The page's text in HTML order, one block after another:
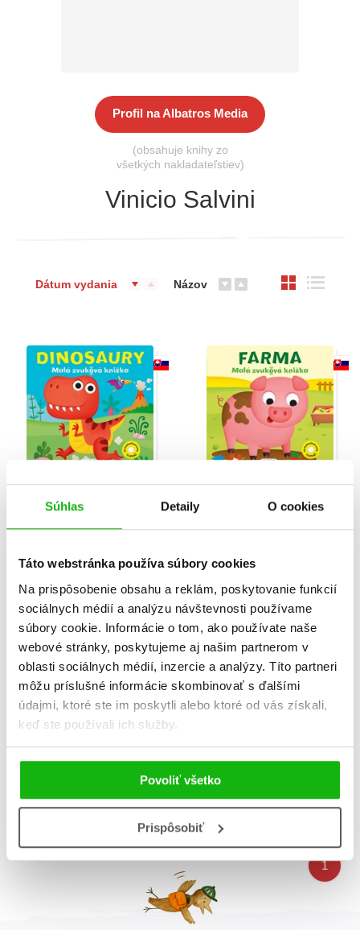
Súhlas Detaily O cookies
Táto webstránka používa súbory cookies
Na prispôsobenie obsahu a reklám, poskytovanie funkcií
sociálnych médií a analýzu návštevnosti používame
súbory cookie. Informácie o tom, ako používate naše
webové stránky, poskytujeme aj našim partnerom v
oblasti sociálnych médií, inzercie a analýzy. Títo partneri
môžu príslušné informácie skombinovať s ďalšími
údajmi, ktoré ste im poskytli alebo ktoré od vás získali,
keď ste používali ich služby.
Povoliť všetko
Prispôsobiť
Profil na Albatros Media
(obsahuje knihy zo
všetkých nakladateľstiev)
Vinicio Salvini
Dátum vydania Názov
Malá zvuková knižka:
Dinosauri
Farma
B
Malá zvuková knižka:
Serena Vezzani Serena Vezzani
Celkom kníh: 4
1